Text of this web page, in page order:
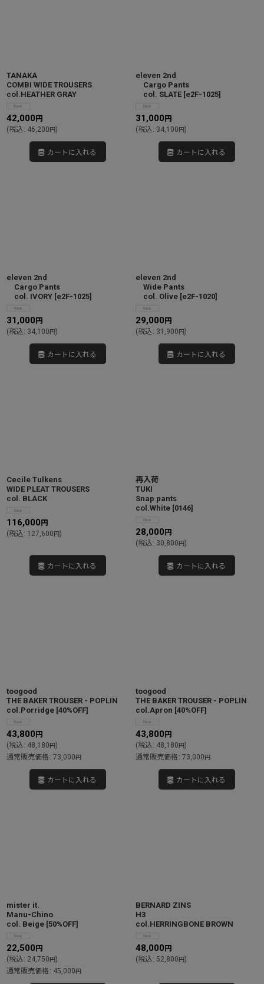
TANAKA
COMBI WIDE TROUSERS
col.HEATHER GRAY
42,000 円
(税込: 46,200円)
カートに入れる
eleven 2nd
Cargo Pants
col. SLATE [e2F-1025]
31,000 円
(税込: 34,100円)
カートに入れる
eleven 2nd
Cargo Pants
col. IVORY [e2F-1025]
31,000 円
(税込: 34,100円)
カートに入れる
eleven 2nd
Wide Pants
col. Olive [e2F-1020]
29,000 円
(税込: 31,900円)
カートに入れる
Cecile Tulkens
WIDE PLEAT TROUSERS
col. BLACK
116,000 円
(税込: 127,600円)
カートに入れる
再入荷
TUKI
Snap pants
col.White [0146]
28,000 円
(税込: 30,800円)
カートに入れる
toogood
THE BAKER TROUSER - POPLIN
col.Porridge [40%OFF]
43,800 円
(税込: 48,180円)
通常販売価格 : 73,000円
カートに入れる
toogood
THE BAKER TROUSER - POPLIN
col.Apron [40%OFF]
43,800 円
(税込: 48,180円)
通常販売価格 : 73,000円
カートに入れる
mister it.
Manu-Chino
col. Beige [50%OFF]
22,500 円
(税込: 24,750円)
通常販売価格 : 45,000円
BERNARD ZINS
H3
col.HERRINGBONE BROWN
48,000 円
(税込: 52,800円)